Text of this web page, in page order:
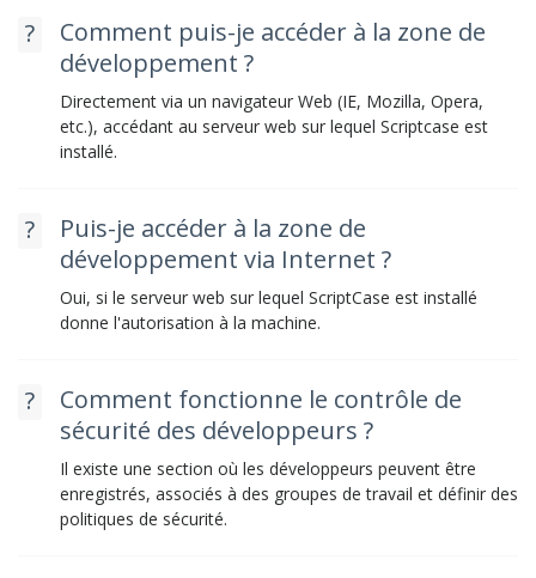
Comment puis-je accéder à la zone de
développement ?
Directement via un navigateur Web (IE, Mozilla, Opera,
etc.), accédant au serveur web sur lequel Scriptcase est
installé.
Puis-je accéder à la zone de
développement via Internet ?
Oui, si le serveur web sur lequel ScriptCase est installé
donne l'autorisation à la machine.
Comment fonctionne le contrôle de
sécurité des développeurs ?
Il existe une section où les développeurs peuvent être
enregistrés, associés à des groupes de travail et définir des
politiques de sécurité.